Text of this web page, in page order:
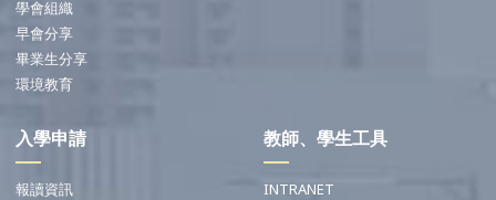
學會組織
早會分享
畢業生分享
環境教育
入學申請
報讀資訊
教師、學生工具
INTRANET